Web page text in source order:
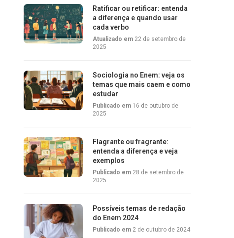
Ratificar ou retificar: entenda
a diferença e quando usar
cada verbo
Atualizado em 22 de setembro de
2025
Sociologia no Enem: veja os
temas que mais caem e como
estudar
Publicado em 16 de outubro de
2025
Flagrante ou fragrante:
entenda a diferença e veja
exemplos
Publicado em 28 de setembro de
2025
Possíveis temas de redação
do Enem 2024
Publicado em 2 de outubro de 2024